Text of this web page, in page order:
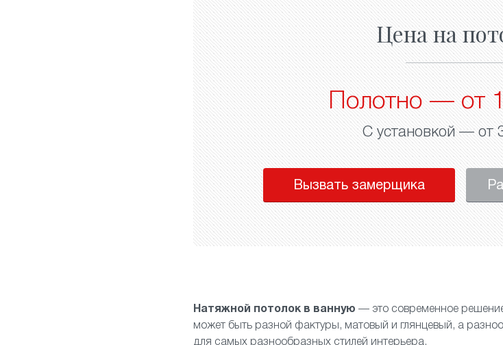
Цена на
Полотно — от
С установкой — от
Вызвать замерщика
Натяжной потолок в ванную — это современное
может быть разной фактуры, матовый и глянцевый , а
для самых разнообразных стилей интерьера.